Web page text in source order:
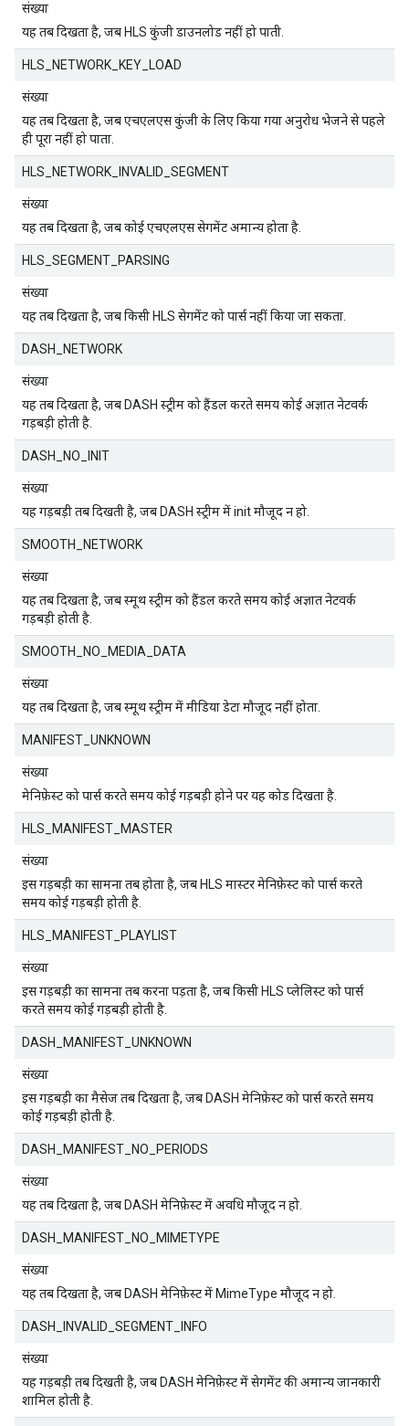
संख्या
यह तब दिखता है, जब HLS कुंजी डाउनलोड नहीं हो पाती.
HLS_NETWORK_KEY_LOAD
संख्या
यह तब दिखता है, जब एचएलएस कुंजी के लिए किया गया अनुरोध भेजने से पहले
ही पूरा नहीं हो पाता.
HLS_NETWORK_INVALID_SEGMENT
संख्या
यह तब दिखता है, जब कोई एचएलएस सेगमेंट अमान्य होता है.
HLS_SEGMENT_PARSING
संख्या
यह तब दिखता है, जब किसी HLS सेगमेंट को पार्स नहीं किया जा सकता.
DASH_NETWORK
संख्या
यह तब दिखता है, जब DASH स्ट्रीम को हैंडल करते समय कोई अज्ञात नेटवर्क
गड़बड़ी होती है.
DASH_NO_INIT
संख्या
यह गड़बड़ी तब दिखती है, जब DASH स्ट्रीम में init मौजूद न हो.
SMOOTH_NETWORK
संख्या
यह तब दिखता है, जब स्मूथ स्ट्रीम को हैंडल करते समय कोई अज्ञात नेटवर्क
गड़बड़ी होती है.
SMOOTH_NO_MEDIA_DATA
संख्या
यह तब दिखता है, जब स्मूथ स्ट्रीम में मीडिया डेटा मौजूद नहीं होता.
MANIFEST_UNKNOWN
संख्या
मेनिफ़ेस्ट को पार्स करते समय कोई गड़बड़ी होने पर यह कोड दिखता है.
HLS_MANIFEST_MASTER
संख्या
इस गड़बड़ी का सामना तब होता है, जब HLS मास्टर मेनिफ़ेस्ट को पार्स करते
समय कोई गड़बड़ी होती है.
HLS_MANIFEST_PLAYLIST
संख्या
इस गड़बड़ी का सामना तब करना पड़ता है, जब किसी HLS प्लेलिस्ट को पार्स
करते समय कोई गड़बड़ी होती है.
DASH_MANIFEST_UNKNOWN
संख्या
इस गड़बड़ी का मैसेज तब दिखता है, जब DASH मेनिफ़ेस्ट को पार्स करते समय
कोई गड़बड़ी होती है.
DASH_MANIFEST_NO_PERIODS
संख्या
यह तब दिखता है, जब DASH मेनिफ़ेस्ट में अवधि मौजूद न हो.
DASH_MANIFEST_NO_MIMETYPE
संख्या
यह तब दिखता है, जब DASH मेनिफ़ेस्ट में MimeType मौजूद न हो.
DASH_INVALID_SEGMENT_INFO
संख्या
यह गड़बड़ी तब दिखती है, जब DASH मेनिफ़ेस्ट में सेगमेंट की अमान्य जानकारी
शामिल होती है.